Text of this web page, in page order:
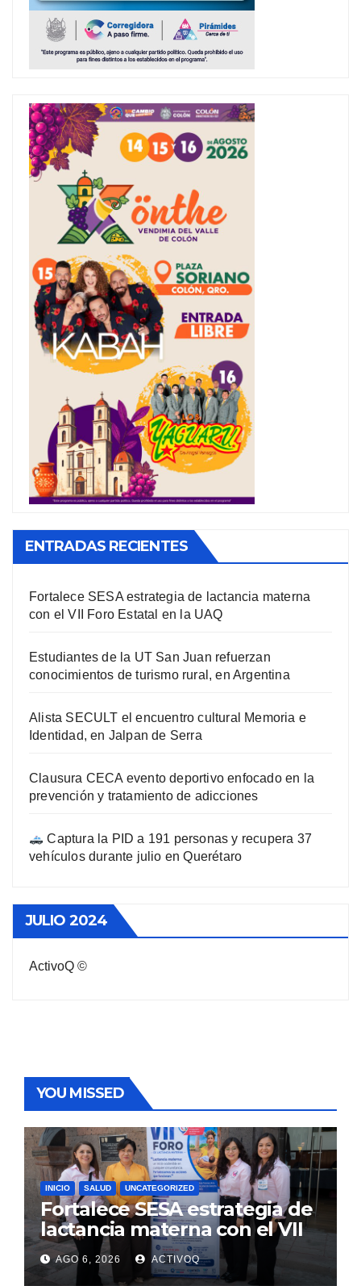
ENTRADAS RECIENTES
Fortalece SESA estrategia de lactancia materna
con el VII Foro Estatal en la UAQ
Estudiantes de la UT San Juan refuerzan
conocimientos de turismo rural, en Argentina
Alista SECULT el encuentro cultural Memoria e
Identidad, en Jalpan de Serra
Clausura CECA evento deportivo enfocado en la
prevención y tratamiento de adicciones
Captura la PID a 191 personas y recupera 37
vehículos durante julio en Querétaro
JULIO 2024
ActivoQ ©
YOU MISSED
INICIO SALUD UNCATEGORIZED
Fortalece SESA estrategia de
lactancia materna con el VII
Foro Estatal en la UAQ
AGO 6, 2026 ACTIVOQ